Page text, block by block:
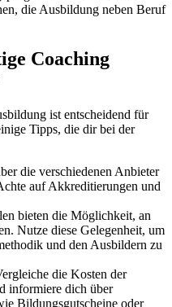
die Ausbildung neben Beruf
Coaching
ist entscheidend für
Tipps, die dir bei der
die verschiedenen Anbieter
auf Akkreditierungen und
bieten die Möglichkeit, an
Nutze diese Gelegenheit, um
und den Ausbildern zu
die Kosten der
informiere dich über
Bildungsgutscheine oder